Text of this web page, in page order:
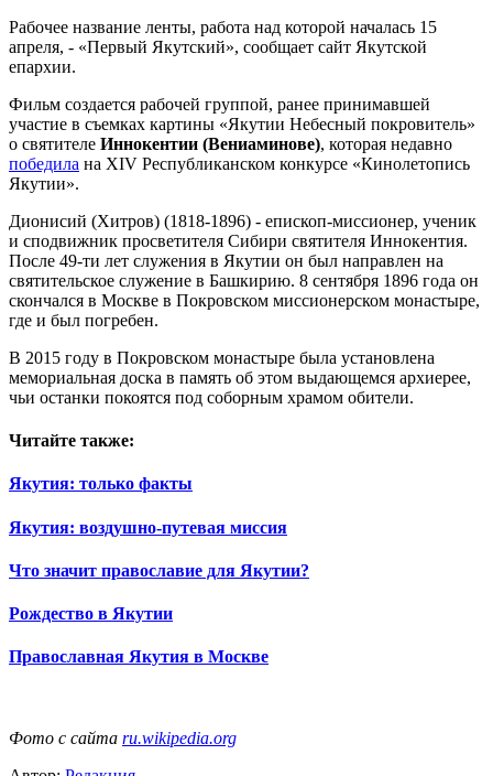
Рабочее название ленты, работа над которой началась 15
апреля, - «Первый Якутский», сообщает сайт Якутской
епархии.
Фильм создается рабочей группой, ранее принимавшей
участие в съемках картины «Якутии Небесный покровитель»
о святителе Иннокентии (Вениаминове), которая недавно
победила на XIV Республиканском конкурсе «Кинолетопись
Якутии».
Дионисий (Хитров) (1818-1896) - епископ-миссионер, ученик
и сподвижник просветителя Сибири святителя Иннокентия.
После 49-ти лет служения в Якутии он был направлен на
святительское служение в Башкирию. 8 сентября 1896 года он
скончался в Москве в Покровском миссионерском монастыре,
где и был погребен.
В 2015 году в Покровском монастыре была установлена
мемориальная доска в память об этом выдающемся архиерее,
чьи останки покоятся под соборным храмом обители.
Читайте также:
Якутия: только факты
Якутия: воздушно-путевая миссия
Что значит православие для Якутии?
Рождество в Якутии
Православная Якутия в Москве
Фото с сайта ru.wikipedia.org